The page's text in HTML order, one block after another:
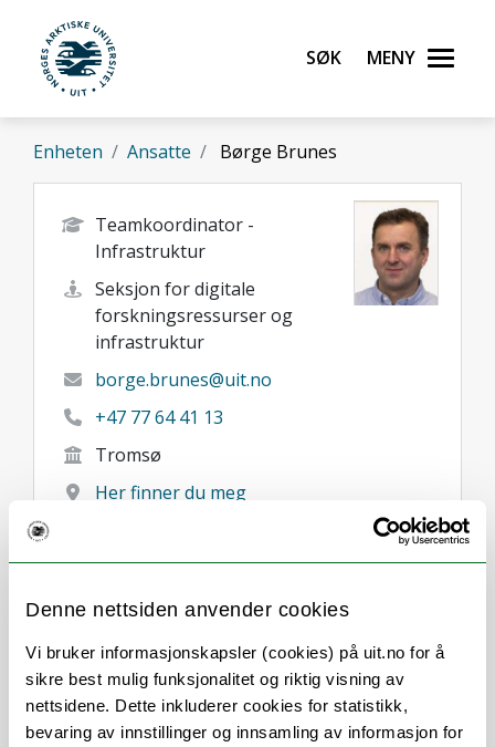
Denne nettsiden anvender cookies
Vi bruker informasjonskapsler (cookies) på uit.no for å
sikre best mulig funksjonalitet og riktig visning av
nettsidene. Dette inkluderer cookies for statistikk,
bevaring av innstillinger og innsamling av informasjon for
Gå til hovedinnhold
UiT Norges arktiske universitet
Søk Meny
Enheten Ansatte Børge Brunes
Teamkoordinator -
Infrastruktur
Seksjon for digitale
forskningsressurser og
infrastruktur
borge.brunes@uit.no
+47 77 64 41 13
Tromsø
Her finner du meg
Om
Forskning og undervisning
Her finner du meg